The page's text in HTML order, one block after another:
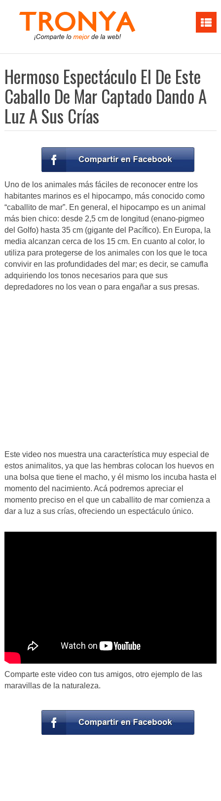
Hermoso Espectáculo El De Este
Caballo De Mar Captado Dando A
Luz A Sus Crías
Uno de los animales más fáciles de reconocer entre los
habitantes marinos es el hipocampo, más conocido como
“caballito de mar”. En general, el hipocampo es un animal
más bien chico: desde 2,5 cm de longitud (enano-pigmeo
del Golfo) hasta 35 cm (gigante del Pacífico). En Europa, la
media alcanzan cerca de los 15 cm. En cuanto al color, lo
utiliza para protegerse de los animales con los que le toca
convivir en las profundidades del mar; es decir, se camufla
adquiriendo los tonos necesarios para que sus
depredadores no los vean o para engañar a sus presas.
Este video nos muestra una característica muy especial de
estos animalitos, ya que las hembras colocan los huevos en
una bolsa que tiene el macho, y él mismo los incuba hasta el
momento del nacimiento. Acá podremos apreciar el
momento preciso en el que un caballito de mar comienza a
dar a luz a sus crías, ofreciendo un espectáculo único.
Comparte este video con tus amigos, otro ejemplo de las
maravillas de la naturaleza.